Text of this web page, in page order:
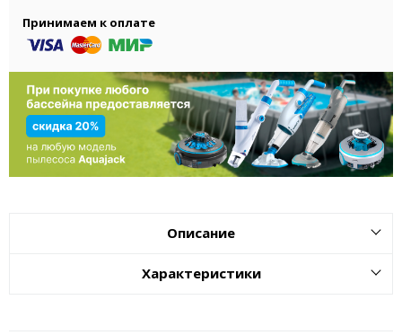
Принимаем к оплате
Описание
Характеристики